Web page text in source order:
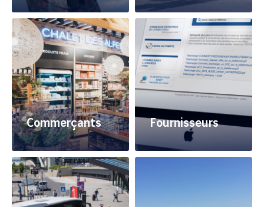
Découvrez nos
solutions sur-mesure et
rejoignez notre
communauté
professionnelle
Service dédié
uniquement aux
agences de voyages
pour les réservations
des parkings et des
services aéroportuaires.
Commerçants
Développez votre
commerce grâce à une
audience exceptionnelle
Fournisseurs
Découvrez les avis,
consultez ou déposez